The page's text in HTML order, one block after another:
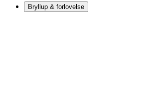
Bryllup & forlovelse